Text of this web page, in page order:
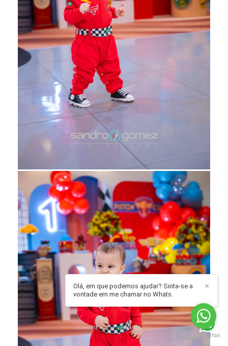
✕
Olá, em que podemos ajudar? Sinta-se a
vontade em me chamar no Whats.